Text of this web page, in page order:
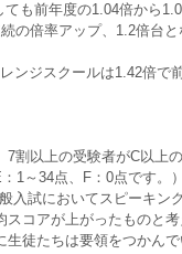
も前年度の1.04倍から
の倍率アップ、1.2倍台
ンジスクールは1.42倍で
割以上の受験者がC以上
1～34点、F：0点です。
入試においてスピーキン
コアが上がったものと考
徒たちは要領をつかん